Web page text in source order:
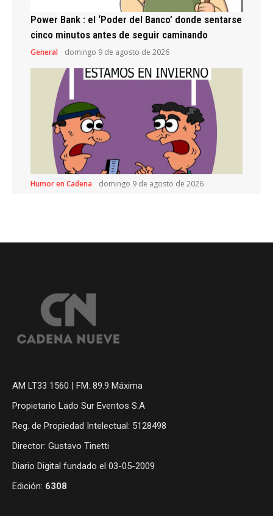
Power Bank : el ‘Poder del Banco’ donde sentarse
cinco minutos antes de seguir caminando
General domingo 9 de agosto de 2026
Humor en Cadena domingo 9 de agosto de 2026
AM LT33 1560 | FM: 89.9 Máxima
Propietario Lado Sur Eventos S.A
Reg. de Propiedad Intelectual: 5128498
Director: Gustavo Tinetti
Diario Digital fundado el 03-05-2009
Edición: 6308